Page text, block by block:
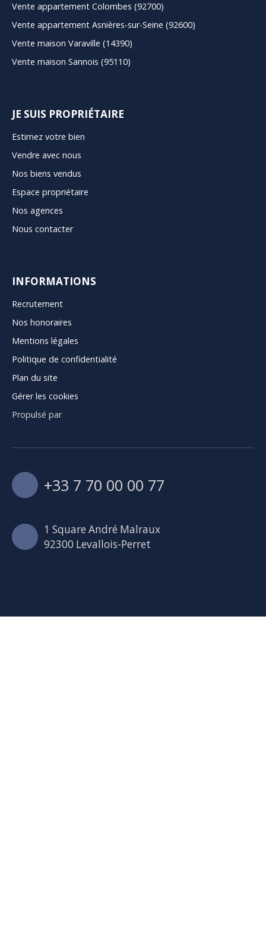
Vente appartement Colombes (92700)
Vente appartement Asnières-sur-Seine (92600)
Vente maison Varaville (14390)
Vente maison Sannois (95110)
JE SUIS PROPRIÉTAIRE
Estimez votre bien
Vendre avec nous
Nos biens vendus
Espace propriétaire
Nos agences
Nous contacter
INFORMATIONS
Recrutement
Nos honoraires
Mentions légales
Politique de confidentialité
Plan du site
Gérer les cookies
Propulsé par
+33 7 70 00 00 77
1 Square André Malraux
92300 Levallois-Perret